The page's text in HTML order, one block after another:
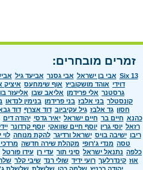
זמרים מובחרים:
Six 13 אבי בן ישראל אבי גסנר אביעד גיל
דוידי אוהד מושקוביץ אוף שימחעס איציק
גרסטנר אלי פרידמן אליאב שבו אליעזר
קונסטלר בני אלבז בני פרידמן בנימין לנדאו
חסון גד אלבז גיל עקיביוב דוד אצרף דוד
כהנא חיים בר חיים ישראל יאיר גדסי יהודה דים
רזאל יוסי גרין יוסף חיים שוואקי יוסף קרדונר
ריבו ישיבה בויס ישראל ורדיגר להקת מנוחה
טסה מנדי ג'רופי מקהלת שירה חדשה מרדכי
כלפה נתנאל ישראל סיני תור עדי רן עידו פורטל
אוז קינדרלעך רועי ידיד שולי רנד שיבי קלר